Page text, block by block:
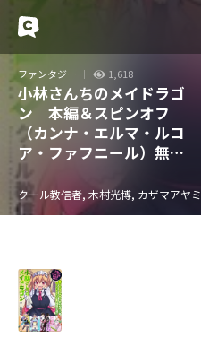
ファンタジー 1,618
小林さんちのメイドラゴ
ン 本編＆スピンオフ
（カンナ・エルマ・ルコ
ア・ファフニール）無料
試し読み増量版2022！！
【イルルもいるよver.】
クール教信者, 木村光博, カザマアヤミ